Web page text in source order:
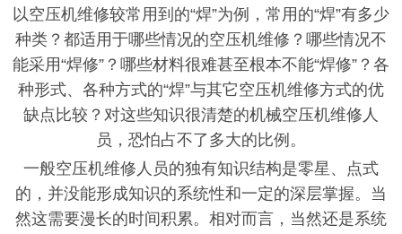
以空压机维修较常用到的“焊”为例，常用的“焊”有多少
种类？都适用于哪些情况的空压机维修？哪些情况不
能采用“焊修”？哪些材料很难甚至根本不能“焊修”？各
种形式、各种方式的“焊”与其它空压机维修方式的优
缺点比较？对这些知识很清楚的机械空压机维修人
员，恐怕占不了多大的比例。
一般空压机维修人员的独有知识结构是零星、点式
的，并没能形成知识的系统性和一定的深层掌握。当
然这需要漫长的时间积累。相对而言，当然还是系统